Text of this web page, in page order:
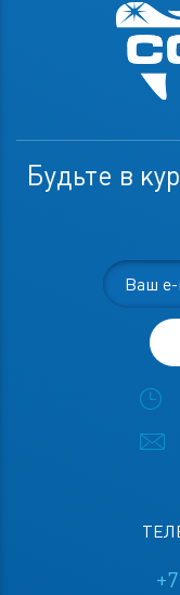
Будьте в